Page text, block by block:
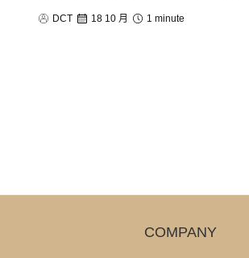
DCT 18 10 月 1 minute
COMPANY